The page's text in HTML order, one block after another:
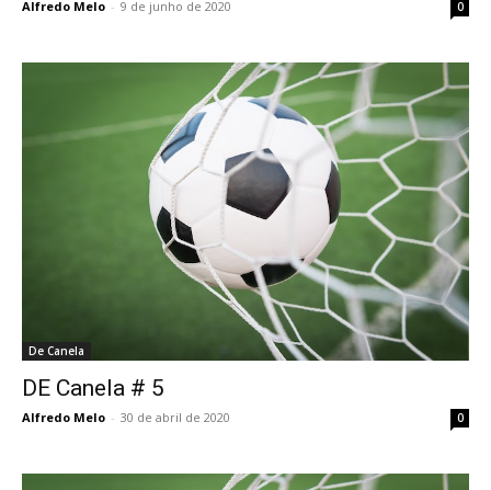
Alfredo Melo - 9 de junho de 2020 0
De Canela
DE Canela # 5
Alfredo Melo - 30 de abril de 2020 0